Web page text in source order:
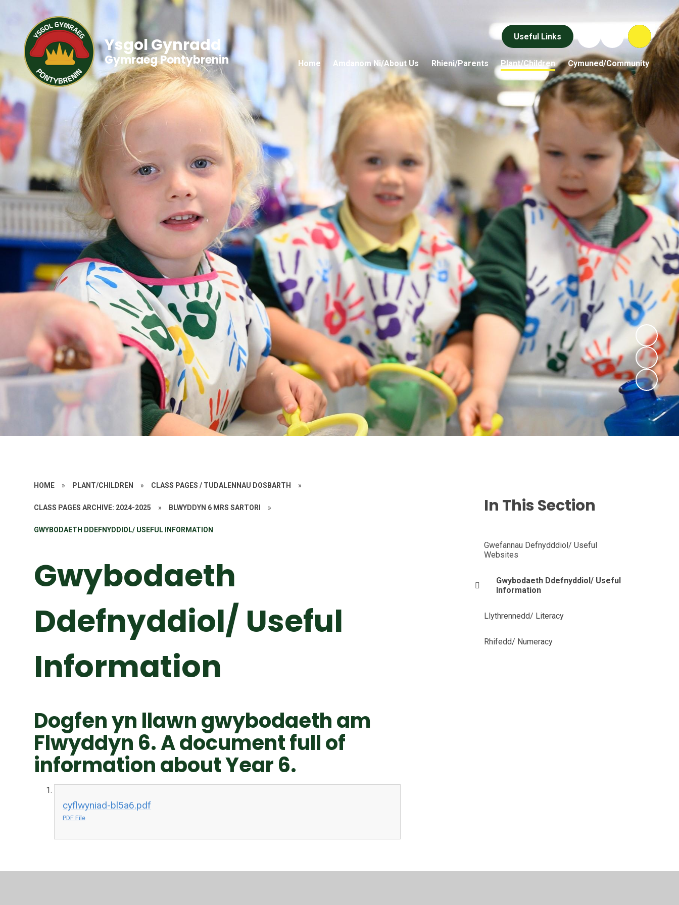
Useful Links
Home Amdanom Ni/About Us Rhieni/Parents Plant/Children Cymuned/Community
Ysgol Gynradd
Gymraeg Pontybrenin
HOME » PLANT/CHILDREN » CLASS PAGES / TUDALENNAU DOSBARTH »
CLASS PAGES ARCHIVE: 2024-2025 » BLWYDDYN 6 MRS SARTORI »
GWYBODAETH DDEFNYDDIOL/ USEFUL INFORMATION
Gwybodaeth
Ddefnyddiol/ Useful
Information
Dogfen yn llawn gwybodaeth am
Flwyddyn 6. A document full of
information about Year 6.
cyflwyniad-bl5a6.pdf
PDF File
In This Section
Gwefannau Defnydddiol/ Useful
Websites
Gwybodaeth Ddefnyddiol/ Useful
Information
Llythrennedd/ Literacy
Rhifedd/ Numeracy